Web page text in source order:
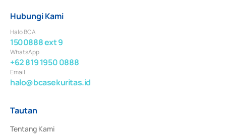
Hubungi Kami
Halo BCA
1500888 ext 9
WhatsApp
+62 819 1950 0888
Email
halo@bcasekuritas.id
Tautan
Tentang Kami